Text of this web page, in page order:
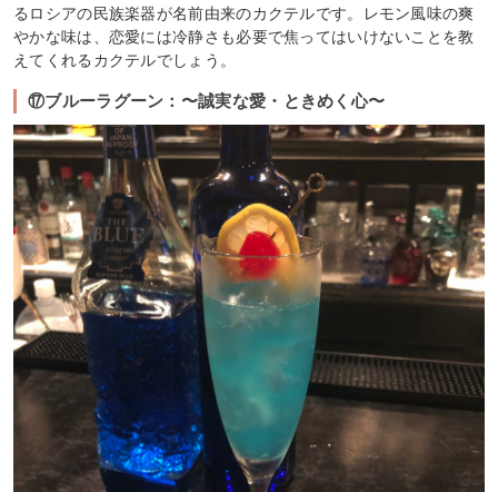
るロシアの民族楽器が名前由来のカクテルです。レモン風味の爽
やかな味は、恋愛には冷静さも必要で焦ってはいけないことを教
えてくれるカクテルでしょう。
⑰ブルーラグーン：〜誠実な愛・ときめく心〜